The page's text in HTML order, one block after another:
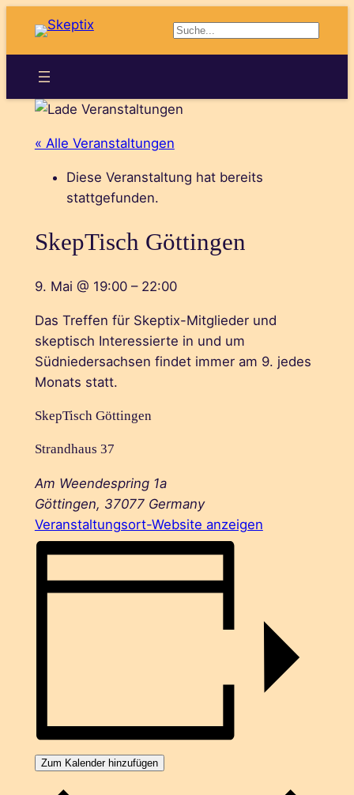
Suchen
« Alle Veranstaltungen
Diese Veranstaltung hat bereits
stattgefunden.
SkepTisch Göttingen
9. Mai @ 19:00 – 22:00
Das Treffen für Skeptix-Mitglieder und
skeptisch Interessierte in und um
Südniedersachsen findet immer am 9. jedes
Monats statt.
SkepTisch Göttingen
Strandhaus 37
Am Weendespring 1a
Göttingen, 37077 Germany
Veranstaltungsort-Website anzeigen
Zum Kalender hinzufügen